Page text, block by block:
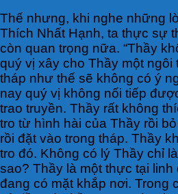
Thế nhưng, khi nghe những
Thích Nhất Hạnh, ta thực sự
còn quan trọng nữa. “Thầy
quý vị xây cho Thầy một
tháp như thế sẽ không có ý
nay quý vị không nối tiếp
trao truyền. Thầy rất không
tro từ hình hài của Thầy rồi
rồi đặt vào trong tháp. Thầy
tro đó. Không có lý Thầy chỉ
sao? Thầy là một thực tại linh
đang có mặt khắp nơi. Trong